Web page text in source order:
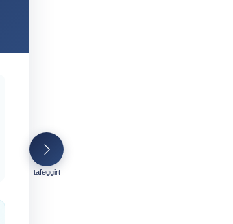
tafeggirt